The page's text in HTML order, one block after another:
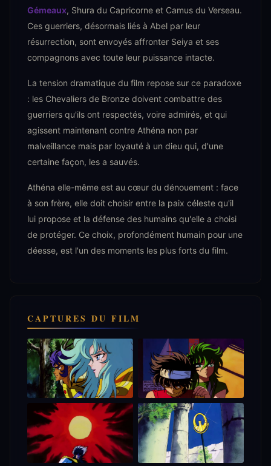
Gémeaux, Shura du Capricorne et Camus du Verseau.
Ces guerriers, désormais liés à Abel par leur
résurrection, sont envoyés affronter Seiya et ses
compagnons avec toute leur puissance intacte.
La tension dramatique du film repose sur ce paradoxe
: les Chevaliers de Bronze doivent combattre des
guerriers qu'ils ont respectés, voire admirés, et qui
agissent maintenant contre Athéna non par
malveillance mais par loyauté à un dieu qui, d'une
certaine façon, les a sauvés.
Athéna elle-même est au cœur du dénouement : face
à son frère, elle doit choisir entre la paix céleste qu'il
lui propose et la défense des humains qu'elle a choisi
de protéger. Ce choix, profondément humain pour une
déesse, est l'un des moments les plus forts du film.
CAPTURES DU FILM